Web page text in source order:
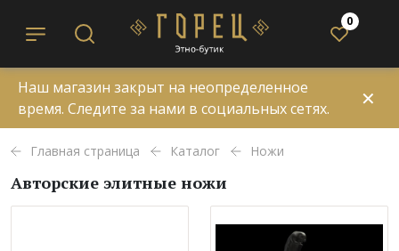
0
Наш магазин закрыт на неопределенное
время. Следите за нами в социальных сетях.
✕
Главная страница Каталог Ножи
Авторские элитные ножи